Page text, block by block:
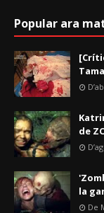
Popular ara
de
la
De